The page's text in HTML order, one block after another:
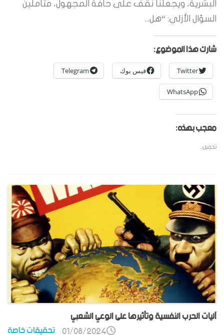
البشرية، ويجعلنا نقف على حافة المجهول، متأملين
السؤال الأزلي: “هل...
شارك هذا الموضوع:
Twitter فيس بوك Telegram
WhatsApp
معجب بهذه:
تحميل...
آليات الحرب النفسية وتأثيرها على الوعي الشعبي
تحقيقات خاصة